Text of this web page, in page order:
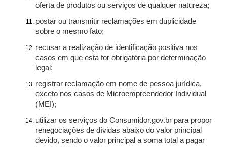
oferta de produtos ou serviços de qualquer natureza;
postar ou transmitir reclamações em duplicidade
sobre o mesmo fato;
recusar a realização de identificação positiva nos
casos em que esta for obrigatória por determinação
legal;
registrar reclamação em nome de pessoa jurídica,
exceto nos casos de Microempreendedor Individual
(MEI);
utilizar os serviços do Consumidor.gov.br para propor
renegociações de dívidas abaixo do valor principal
devido, sendo o valor principal a soma total a pagar